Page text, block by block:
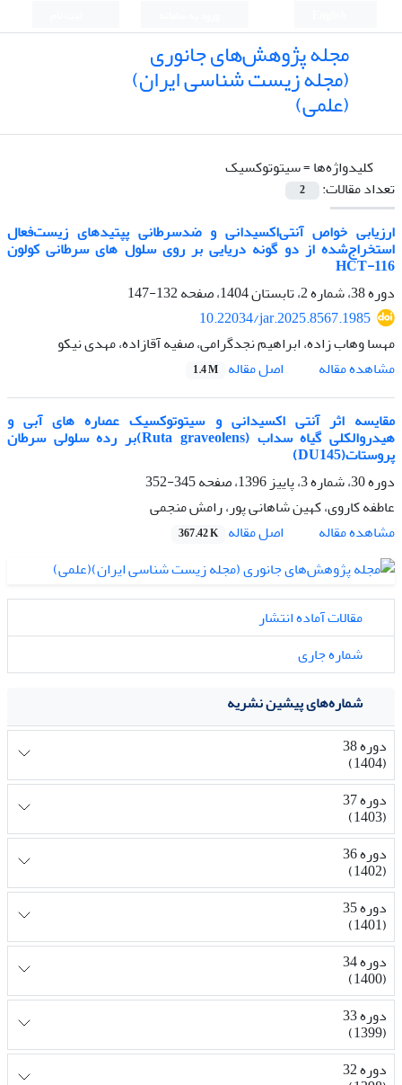
مجله پژوهش‌های جانوری
(مجله زیست شناسی ایران)
(علمی)
کلیدواژه‌ها =سیتوتوکسیک
تعداد مقالات:
2
ارزیابی خواص آنتی‌اکسیدانی و ضدسرطانی پپتیدهای زیست‌فعال
استخراج‌شده از دو گونه دریایی بر روی سلول های سرطانی کولون
HCT-116
دوره 38، شماره 2، تابستان 1404، صفحه
132-147
10.22034/jar.2025.8567.1985
مهسا وهاب زاده، ابراهیم نجدگرامی، صفیه آقازاده، مهدی نیکو
مشاهده مقاله
اصل مقاله 1.4 M
مقایسه اثر آنتی اکسیدانی و سیتوتوکسیک عصاره های آبی و
هیدروالکلی گیاه سداب (Ruta graveolens)بر رده سلولی سرطان
پروستات(DU145)
دوره 30، شماره 3، پاییز 1396، صفحه
345-352
عاطفه کاروی، کهین شاهانی پور، رامش منجمی
مشاهده مقاله
اصل مقاله 367.42 K
مقالات آماده انتشار
شماره جاری
شماره‌های پیشین نشریه
دوره 38
(1404)
دوره 37
(1403)
دوره 36
(1402)
دوره 35
(1401)
دوره 34
(1400)
دوره 33
(1399)
دوره 32